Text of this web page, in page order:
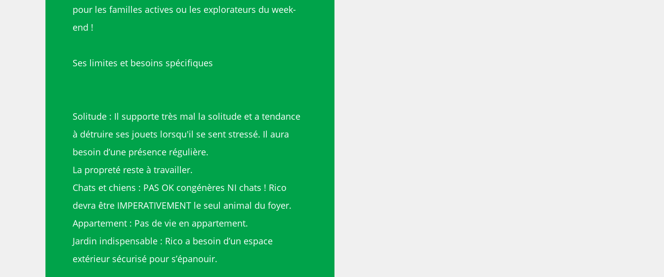
pour les familles actives ou les explorateurs du week-
end !
Ses limites et besoins spécifiques
Solitude : Il supporte très mal la solitude et a tendance
à détruire ses jouets lorsqu'il se sent stressé. Il aura
besoin d’une présence régulière.
La propreté reste à travailler.
Chats et chiens : PAS OK congénères NI chats ! Rico
devra être IMPERATIVEMENT le seul animal du foyer.
Appartement : Pas de vie en appartement.
Jardin indispensable : Rico a besoin d’un espace
extérieur sécurisé pour s’épanouir.